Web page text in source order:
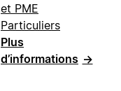
et PME
Particuliers
Plus
d’informations →